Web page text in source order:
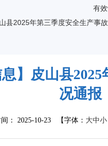
有效
县2025年第三季度安全生产事
息】皮山县
况通报
： 2025-10-23 【字体： 大中小